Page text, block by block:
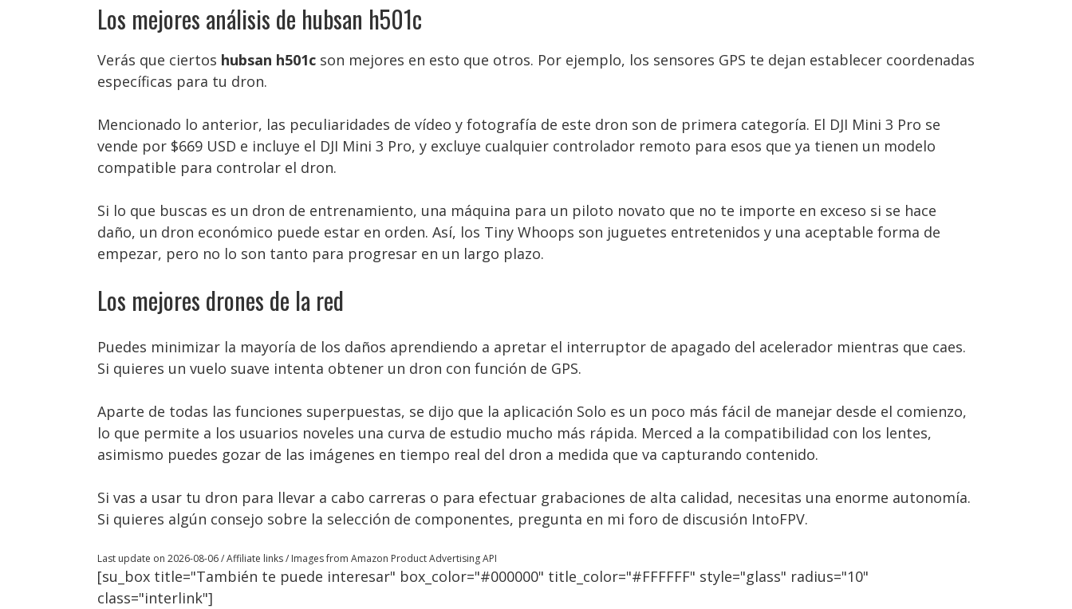
Los mejores análisis de hubsan h501c
Verás que ciertos hubsan h501c son mejores en esto que otros. Por ejemplo, los sensores GPS te dejan establecer coordenadas
específicas para tu dron.
Mencionado lo anterior, las peculiaridades de vídeo y fotografía de este dron son de primera categoría. El DJI Mini 3 Pro se
vende por $669 USD e incluye el DJI Mini 3 Pro, y excluye cualquier controlador remoto para esos que ya tienen un modelo
compatible para controlar el dron.
Si lo que buscas es un dron de entrenamiento, una máquina para un piloto novato que no te importe en exceso si se hace
daño, un dron económico puede estar en orden. Así, los Tiny Whoops son juguetes entretenidos y una aceptable forma de
empezar, pero no lo son tanto para progresar en un largo plazo.
Los mejores drones de la red
Puedes minimizar la mayoría de los daños aprendiendo a apretar el interruptor de apagado del acelerador mientras que caes.
Si quieres un vuelo suave intenta obtener un dron con función de GPS.
Aparte de todas las funciones superpuestas, se dijo que la aplicación Solo es un poco más fácil de manejar desde el comienzo,
lo que permite a los usuarios noveles una curva de estudio mucho más rápida. Merced a la compatibilidad con los lentes,
asimismo puedes gozar de las imágenes en tiempo real del dron a medida que va capturando contenido.
Si vas a usar tu dron para llevar a cabo carreras o para efectuar grabaciones de alta calidad, necesitas una enorme autonomía.
Si quieres algún consejo sobre la selección de componentes, pregunta en mi foro de discusión IntoFPV.
Last update on 2026-08-06 / Affiliate links / Images from Amazon Product Advertising API
[su_box title="También te puede interesar" box_color="#000000" title_color="#FFFFFF" style="glass" radius="10"
class="interlink"]